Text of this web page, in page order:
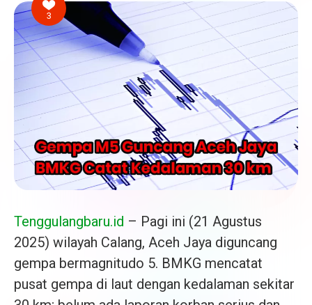
3
Tenggulangbaru.id – Pagi ini (21 Agustus
2025) wilayah Calang, Aceh Jaya diguncang
gempa bermagnitudo 5. BMKG mencatat
pusat gempa di laut dengan kedalaman sekitar